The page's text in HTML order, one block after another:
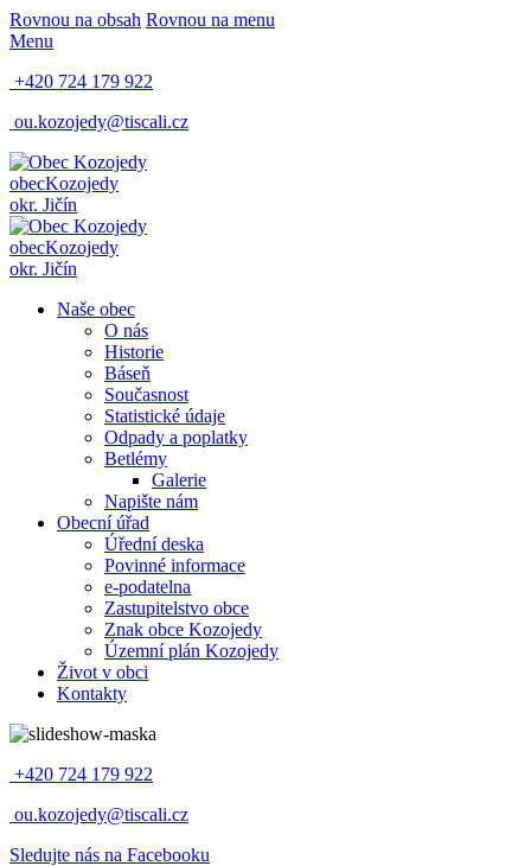
Rovnou na obsah Rovnou na menu
Menu
+420 724 179 922
ou.kozojedy@tiscali.cz
obecKozojedy
okr. Jičín
obecKozojedy
okr. Jičín
Naše obec
O nás
Historie
Báseň
Současnost
Statistické údaje
Odpady a poplatky
Betlémy
Galerie
Napište nám
Obecní úřad
Úřední deska
Povinné informace
e-podatelna
Zastupitelstvo obce
Znak obce Kozojedy
Územní plán Kozojedy
Život v obci
Kontakty
+420 724 179 922
ou.kozojedy@tiscali.cz
Sledujte nás na Facebooku